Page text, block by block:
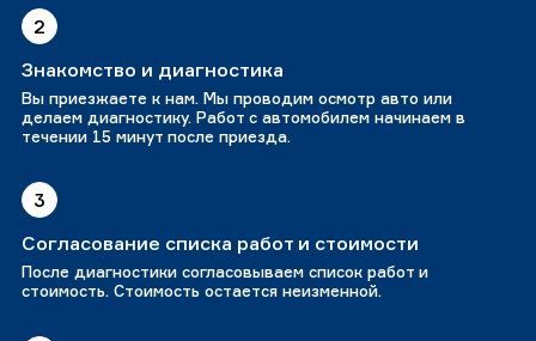
2
Знакомство и диагностика
Вы приезжаете к нам. Мы проводим осмотр авто или
делаем диагностику. Работ с автомобилем начинаем в
течении 15 минут после приезда.
3
Согласование списка работ и стоимости
После диагностики согласовываем список работ и
стоимость. Стоимость остается неизменной.